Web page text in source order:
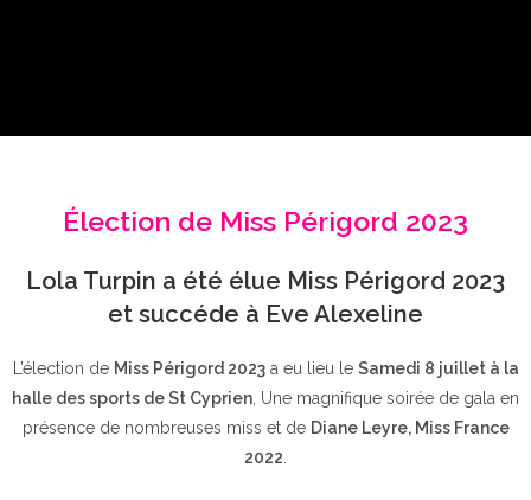
Élection de Miss Périgord 2023
Lola Turpin a été élue Miss Périgord 2023
et succéde à Eve Alexeline
L’élection de Miss Périgord 2023a eu lieu le Samedi 8 juillet à la
halle des sports de St Cyprien , Une magnifique soirée de gala en
présence de nombreuses miss et de Diane Leyre, Miss France
2022